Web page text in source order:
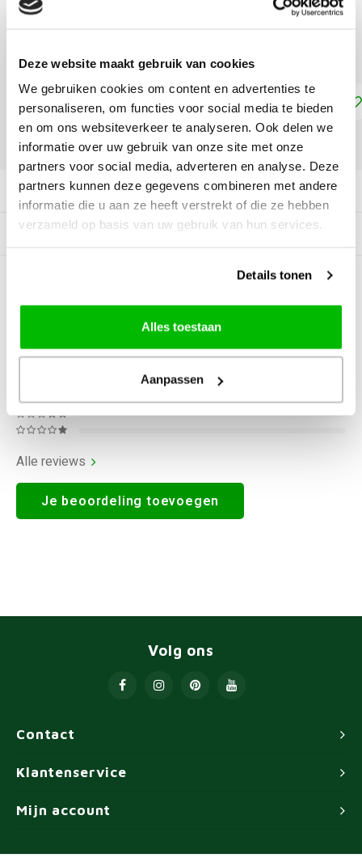
Deze website maakt gebruik van cookies
We gebruiken cookies om content en advertenties te
personaliseren, om functies voor social media te bieden
en om ons websiteverkeer te analyseren. Ook delen we
informatie over uw gebruik van onze site met onze
partners voor social media, adverteren en analyse. Deze
partners kunnen deze gegevens combineren met andere
informatie die u aan ze heeft verstrekt of die ze hebben
verzameld op basis van uw gebruik van hun services.
Details tonen
Alles toestaan
Aanpassen
DIRECT LEVERBAAR
62 x 22 x 18cm Lees meer
Toevoegen aan winkelwagen
DELEN:
Productomschrijving
Gerelateerde producten
BEOORDELINGEN
Alle reviews
Je beoordeling toevoegen
Contact
Volg ons
Klantenservice
Mijn account